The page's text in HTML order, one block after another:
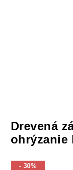
Drevená
ohrýzanie
- 30%